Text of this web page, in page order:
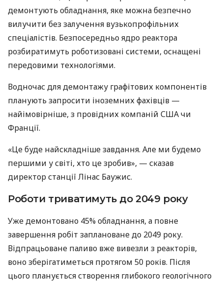
демонтують обладнання, яке можна безпечно
вилучити без залучення вузькопрофільних
спеціалістів. Безпосередньо ядро реактора
розбиратимуть роботизовані системи, оснащені
передовими технологіями.
Водночас для демонтажу графітових компонентів
планують запросити іноземних фахівців —
найімовірніше, з провідних компаній США чи
Франції.
«Це буде найскладніше завдання. Але ми будемо
першими у світі, хто це зробив», — сказав
директор станції Лінас Баужис.
Роботи триватимуть до 2049 року
Уже демонтовано 45% обладнання, а повне
завершення робіт заплановане до 2049 року.
Відпрацьоване паливо вже вивезли з реакторів,
воно зберігатиметься протягом 50 років. Після
цього планується створення глибокого геологічного